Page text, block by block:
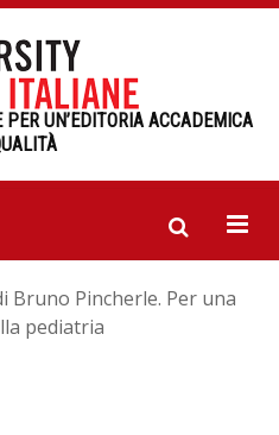
UN’EDITORIA ACCADEMICA